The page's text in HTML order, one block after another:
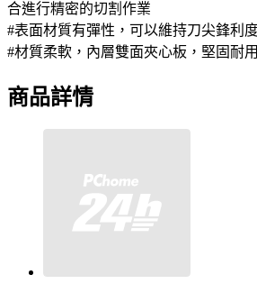
合進行精密的切割作業
#表面材質有彈性，可以維持刀尖鋒利
#材質柔軟，內層雙面夾心板，堅固耐用
商品詳情